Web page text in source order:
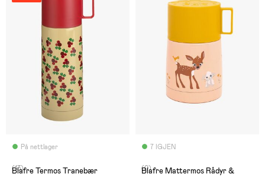
På nettlager
(13)
Blafre Termos Tranebær
7 IGJEN
(0)
Blafre Mattermos Rådyr &